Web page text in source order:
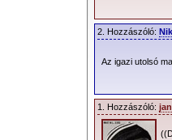
2. Hozzászóló:
Az igazi utolsó
1. Hozzászóló: